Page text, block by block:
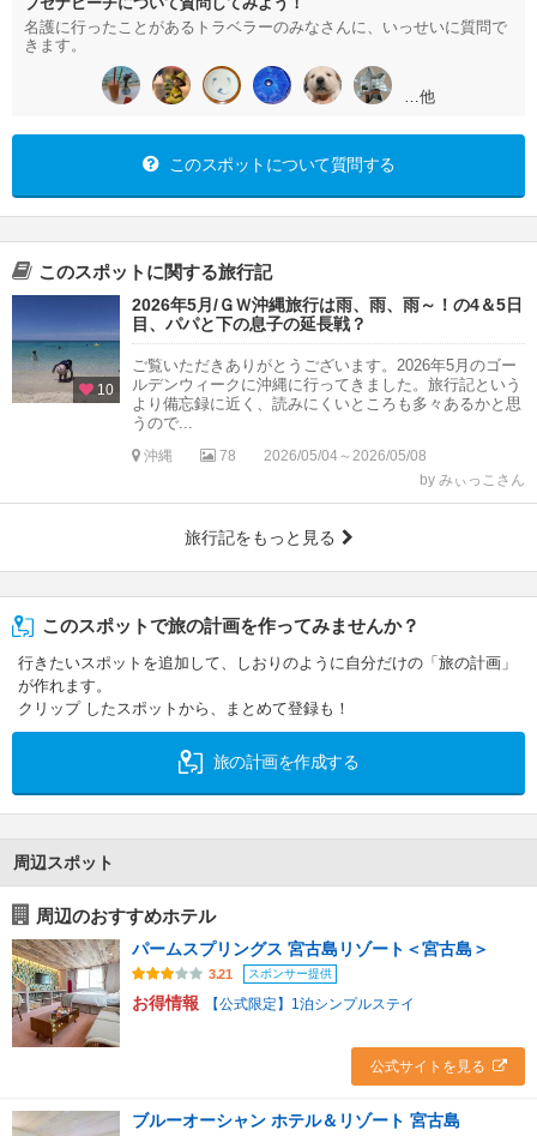
名護に行ったことがあるトラベラーのみなさんに、いっせいに質問で
きます。
…他
このスポットについて質問する
このスポットに関する旅行記
10
2026年5月/ＧＷ沖縄旅行は雨、雨、雨～！の4＆5日
目、パパと下の息子の延長戦？
ご覧いただきありがとうございます。2026年5月のゴー
ルデンウィークに沖縄に行ってきました。旅行記という
より備忘録に近く、読みにくいところも多々あるかと思
うので...
沖縄 78
2026/05/04～2026/05/08
by みぃっこさん
旅行記をもっと見る
このスポットで旅の計画を作ってみませんか？
行きたいスポットを追加して、しおりのように自分だけの「旅の計画」
が作れます。
クリップ したスポットから、まとめて登録も！
旅の計画を作成する
周辺スポット
周辺のおすすめホテル
パームスプリングス 宮古島リゾート＜宮古島＞
3.21 スポンサー提供
お得情報 【公式限定】1泊シンプルステイ
公式サイトを見る
ブルーオーシャン ホテル＆リゾート 宮古島